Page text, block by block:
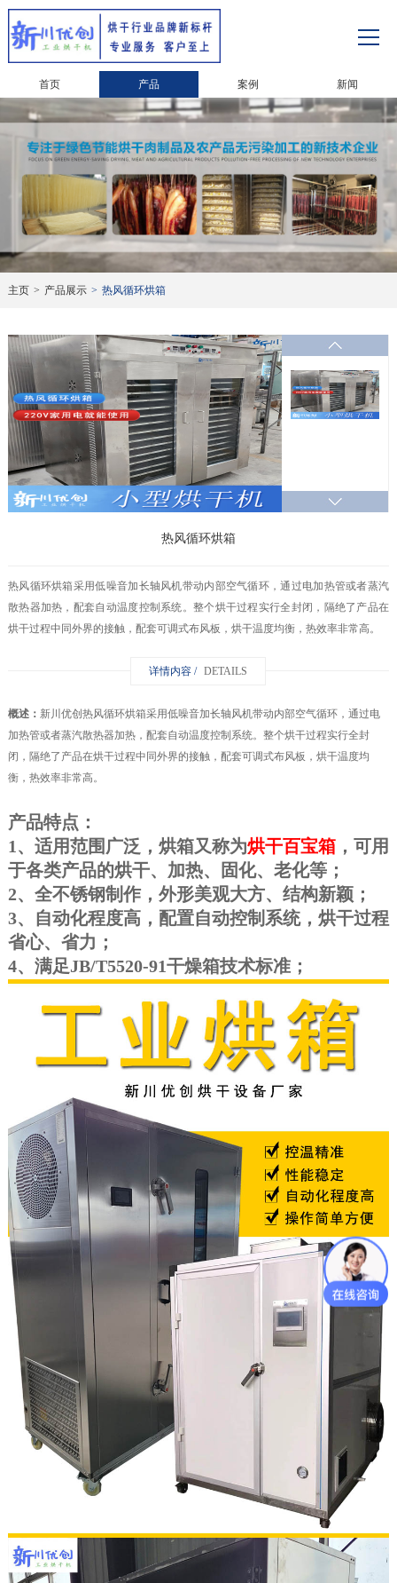
首页 产品 案例 新闻
主页 > 产品展示 > 热风循环烘箱
热风循环烘箱
热风循环烘箱采用低噪音加长轴风机带动内部空气循环，通过电加热管或者蒸汽
散热器加热，配套自动温度控制系统。整个烘干过程实行全封闭，隔绝了产品在
烘干过程中同外界的接触，配套可调式布风板，烘干温度均衡，热效率非常高。
详情内容 / DETAILS
概述： 新川优创热风循环烘箱采用低噪音加长轴风机带动内部空气循环，通过电
加热管或者蒸汽散热器加热，配套自动温度控制系统。整个烘干过程实行全封
闭，隔绝了产品在烘干过程中同外界的接触，配套可调式布风板，烘干温度均
衡，热效率非常高。
产品特点：
1、适用范围广泛，烘箱又称为烘干百宝箱，可用
于各类产品的烘干、加热、固化、老化等；
2、全不锈钢制作，外形美观大方、结构新颖；
3、自动化程度高，配置自动控制系统，烘干过程
省心、省力；
4、满足JB/T5520-91干燥箱技术标准；